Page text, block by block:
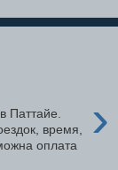
›
Паттайе.
время,
оплата